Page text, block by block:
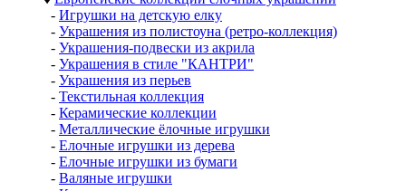
- Игрушки на детскую елку
- Украшения из полистоуна (ретро-коллекция)
- Украшения-подвески из акрила
- Украшения в стиле "КАНТРИ"
- Украшения из перьев
- Текстильная коллекция
- Керамические коллекции
- Металлические ёлочные игрушки
- Елочные игрушки из дерева
- Елочные игрушки из бумаги
- Валяные игрушки